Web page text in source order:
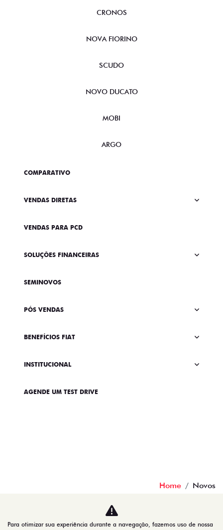
CRONOS
NOVA FIORINO
SCUDO
NOVO DUCATO
MOBI
ARGO
COMPARATIVO
VENDAS DIRETAS
VENDAS PARA PCD
SOLUÇÕES FINANCEIRAS
SEMINOVOS
PÓS VENDAS
BENEFÍCIOS FIAT
INSTITUCIONAL
AGENDE UM TEST DRIVE
Home Novos
Desacelere. Seu bem maior é a vida.
Para otimizar sua experiência durante a navegação, fazemos uso de nossa